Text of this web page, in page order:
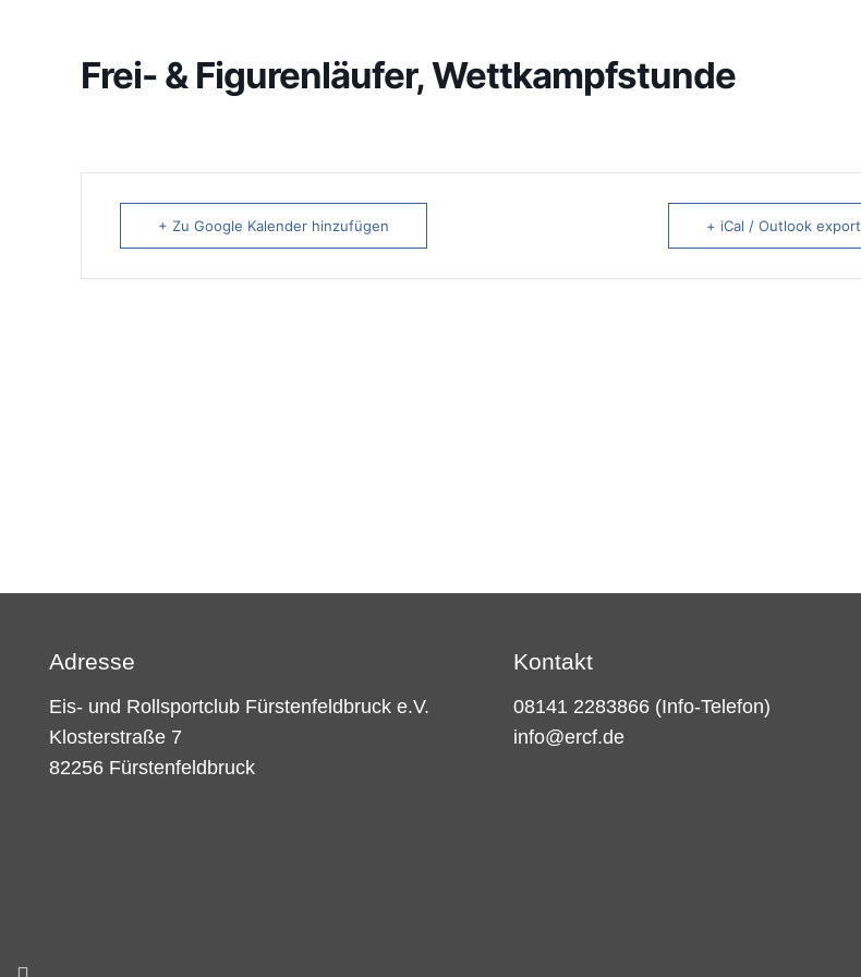
Frei- & Figurenläufer, Wettkampfstunde
+ Zu Google Kalender hinzufügen + iCal / Outlook export
Adresse
Eis- und Rollsportclub Fürstenfeldbruck e.V.
Klosterstraße 7
82256 Fürstenfeldbruck
Kontakt
08141 2283866 (Info-Telefon)
info@ercf.de